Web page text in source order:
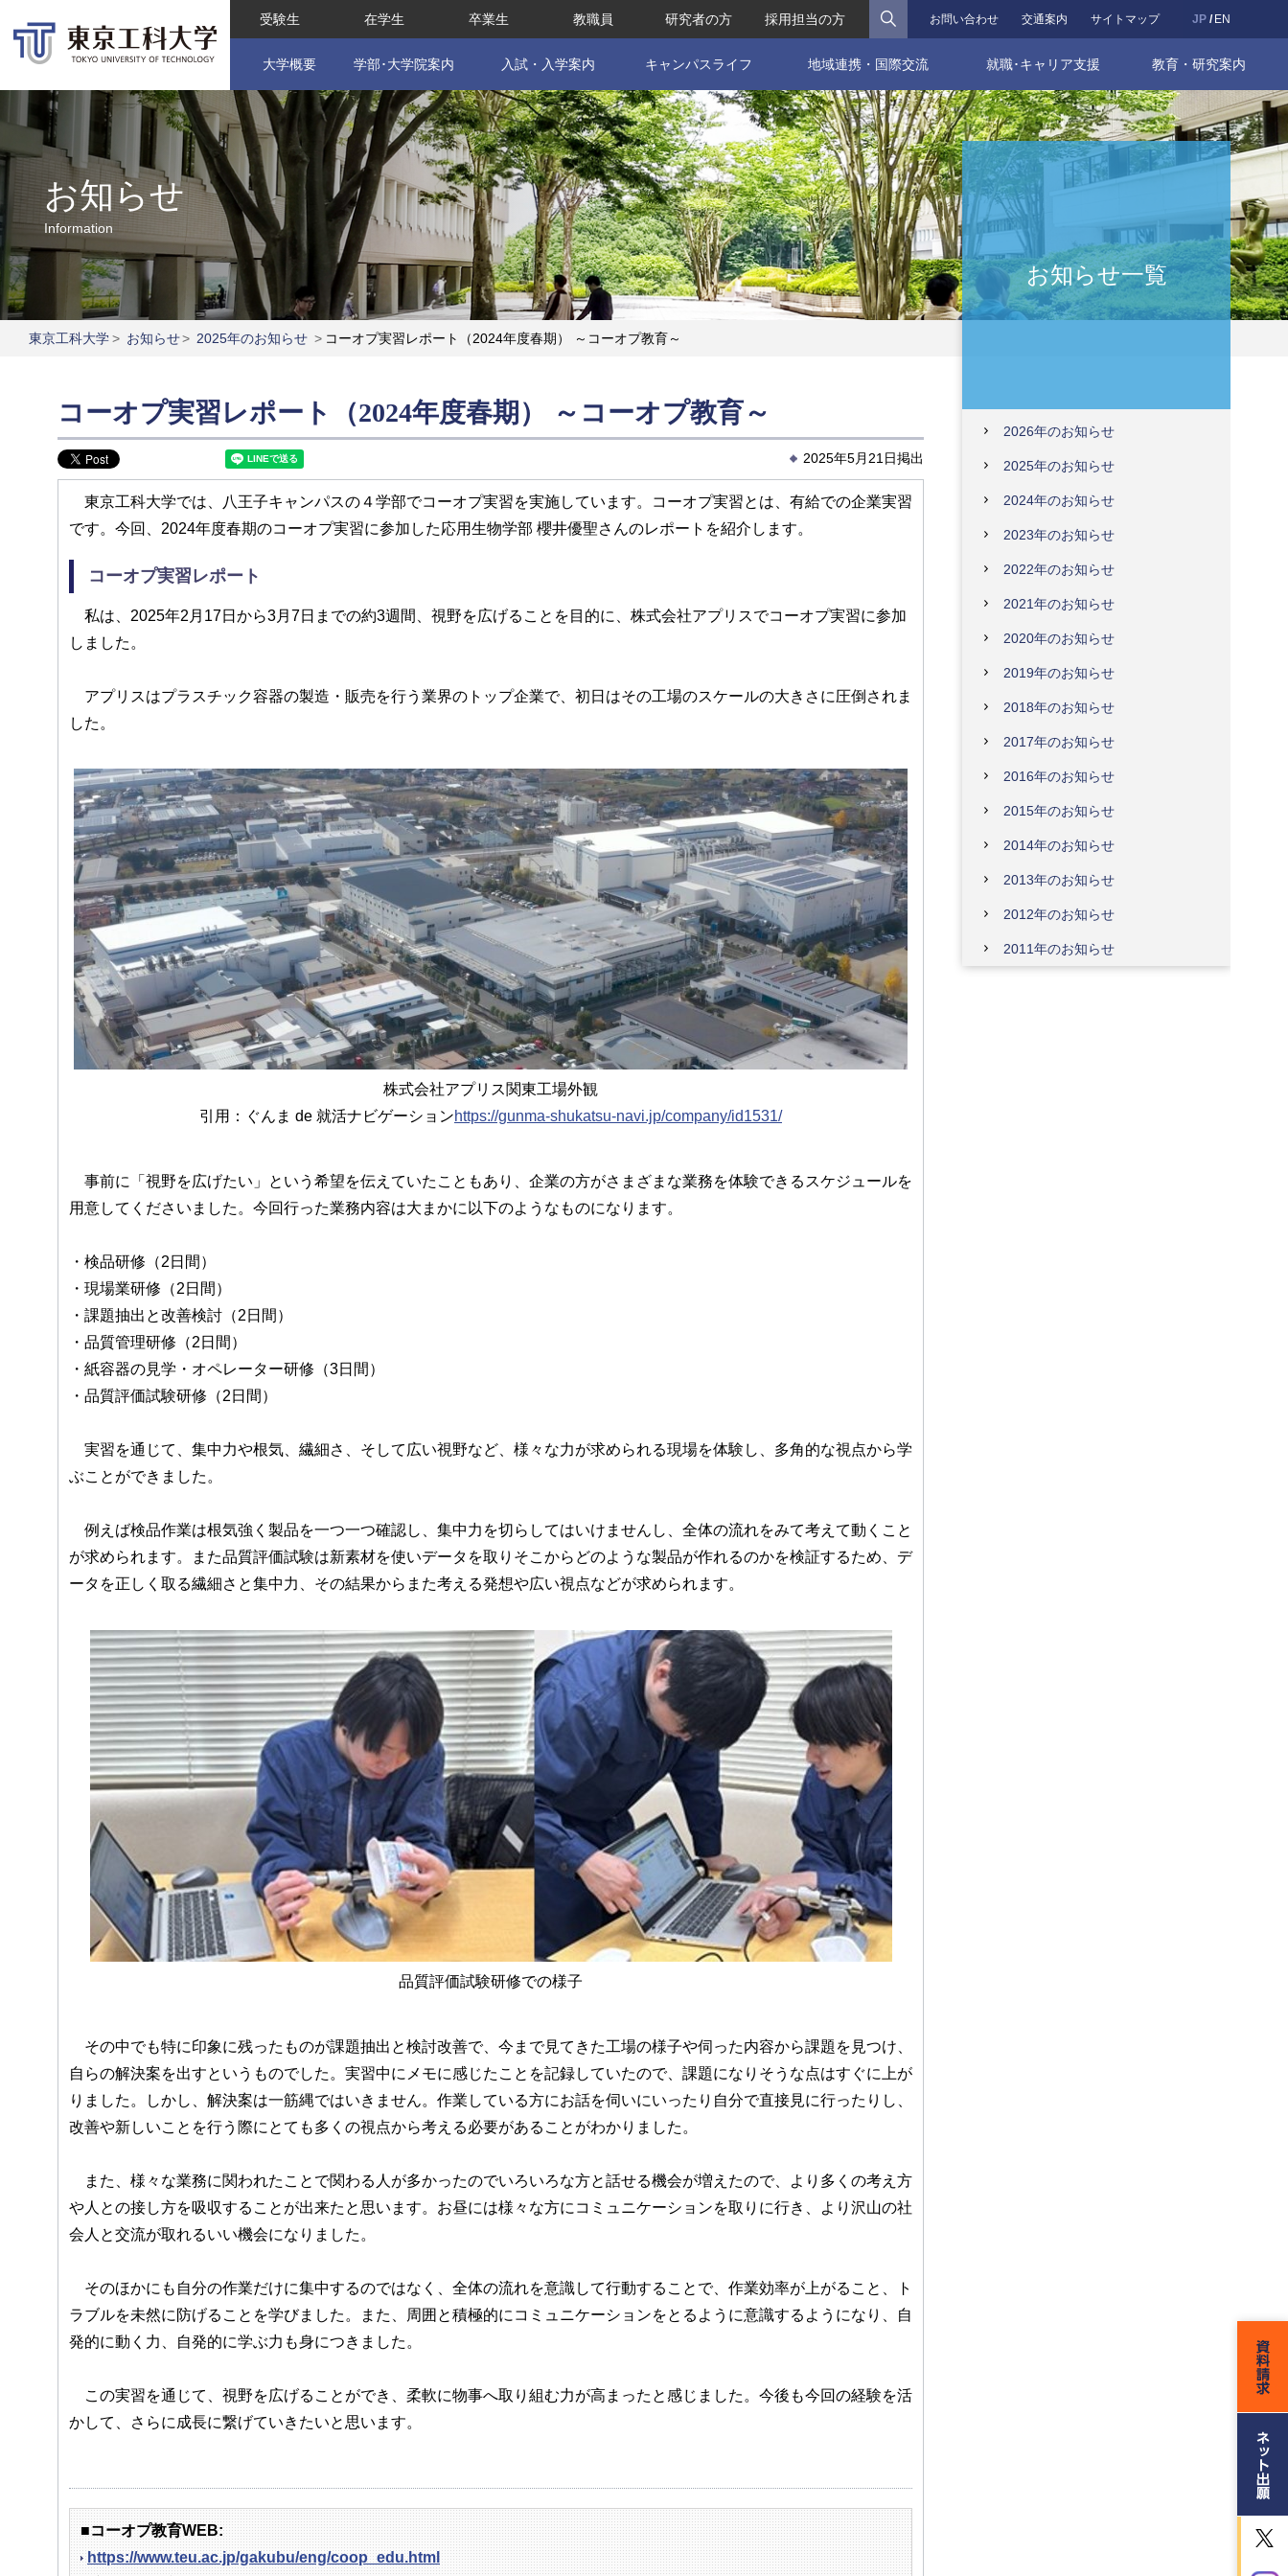
JP EN
お問い合わせ 交通案内 サイトマップ
受験生 在学生 卒業生 教職員 研究者の方 採用担当の方 検索
大学概要 学部･大学院案内 入試・入学案内 キャンパスライフ 地域連携・国際交流 就職･キャリア支援 教育・研究案内
お知らせ
Information
東京工科大学> お知らせ> 2025年のお知らせ > コーオプ実習レポート（2024年度春期） ～コーオプ教育～
コーオプ実習レポート（2024年度春期） ～コーオプ教育～
2025年5月21日掲出
東京工科大学では、八王子キャンパスの４学部でコーオプ実習を実施しています。コーオプ実習とは、有給での企業実習
です。今回、2024年度春期のコーオプ実習に参加した応用生物学部 櫻井優聖さんのレポートを紹介します。
コーオプ実習レポート
私は、2025年2月17日から3月7日までの約3週間、視野を広げることを目的に、株式会社アプリスでコーオプ実習に参加
しました。
アプリスはプラスチック容器の製造・販売を行う業界のトップ企業で、初日はその工場のスケールの大きさに圧倒されま
した。
株式会社アプリス関東工場外観
引用：ぐんま de 就活ナビゲーションhttps://gunma-shukatsu-navi.jp/company/id1531/
事前に「視野を広げたい」という希望を伝えていたこともあり、企業の方がさまざまな業務を体験できるスケジュールを
用意してくださいました。今回行った業務内容は大まかに以下のようなものになります。
・検品研修（2日間）
・現場業研修（2日間）
・課題抽出と改善検討（2日間）
・品質管理研修（2日間）
・紙容器の見学・オペレーター研修（3日間）
・品質評価試験研修（2日間）
実習を通じて、集中力や根気、繊細さ、そして広い視野など、様々な力が求められる現場を体験し、多角的な視点から学
ぶことができました。
例えば検品作業は根気強く製品を一つ一つ確認し、集中力を切らしてはいけませんし、全体の流れをみて考えて動くこと
が求められます。また品質評価試験は新素材を使いデータを取りそこからどのような製品が作れるのかを検証するため、デ
ータを正しく取る繊細さと集中力、その結果からまた考える発想や広い視点などが求められます。
品質評価試験研修での様子
その中でも特に印象に残ったものが課題抽出と検討改善で、今まで見てきた工場の様子や伺った内容から課題を見つけ、
自らの解決案を出すというものでした。実習中にメモに感じたことを記録していたので、課題になりそうな点はすぐに上が
りました。しかし、解決案は一筋縄ではいきません。作業している方にお話を伺いにいったり自分で直接見に行ったりし、
改善や新しいことを行う際にとても多くの視点から考える必要があることがわかりました。
また、様々な業務に関われたことで関わる人が多かったのでいろいろな方と話せる機会が増えたので、より多くの考え方
や人との接し方を吸収することが出来たと思います。お昼には様々な方にコミュニケーションを取りに行き、より沢山の社
会人と交流が取れるいい機会になりました。
そのほかにも自分の作業だけに集中するのではなく、全体の流れを意識して行動することで、作業効率が上がること、ト
ラブルを未然に防げることを学びました。また、周囲と積極的にコミュニケーションをとるように意識するようになり、自
発的に動く力、自発的に学ぶ力も身につきました。
この実習を通じて、視野を広げることができ、柔軟に物事へ取り組む力が高まったと感じました。今後も今回の経験を活
かして、さらに成長に繋げていきたいと思います。
■コーオプ教育WEB:
https://www.teu.ac.jp/gakubu/eng/coop_edu.html
お知らせ一覧
2026年のお知らせ
2025年のお知らせ
2024年のお知らせ
2023年のお知らせ
2022年のお知らせ
2021年のお知らせ
2020年のお知らせ
2019年のお知らせ
2018年のお知らせ
2017年のお知らせ
2016年のお知らせ
2015年のお知らせ
2014年のお知らせ
2013年のお知らせ
2012年のお知らせ
2011年のお知らせ